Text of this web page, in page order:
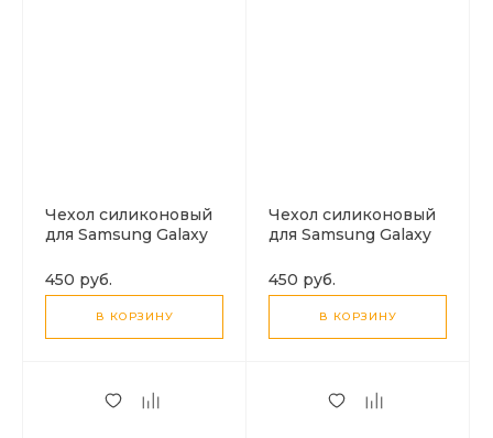
Чехол силиконовый
для Samsung Galaxy
микрофиброй
внутри, с защитой
камеры, X-CASE,
черный
450 руб.
В КОРЗИНУ
Чехол силиконовый
для Samsung Galaxy
микрофиброй
внутри, с защитой
камеры, X-CASE,
черный
450 руб.
В КОРЗИНУ